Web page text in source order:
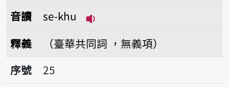
音讀
se-khu
釋義
（臺華共同詞 ，無義項）
序號25社區
序號
25